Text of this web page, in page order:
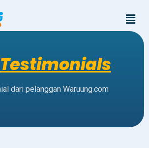
Testimonials
dari pelanggan Waruung.com